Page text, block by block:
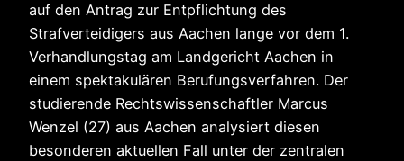
auf den Antrag zur Entpflichtung des
Strafverteidigers aus Aachen lange vor dem 1.
Verhandlungstag am Landgericht Aachen in
einem spektakulären Berufungsverfahren. Der
studierende Rechtswissenschaftler Marcus
Wenzel (27) aus Aachen analysiert diesen
besonderen aktuellen Fall unter der zentralen